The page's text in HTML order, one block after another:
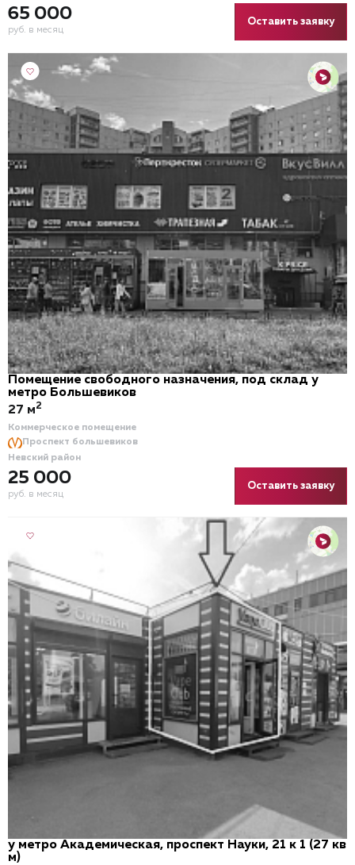
65 000
руб. в месяц
Оставить заявку
Помещение свободного назначения, под склад у
метро Большевиков
Коммерческое помещение
Проспект большевиков
Невский район
25 000
руб. в месяц
27 м2
Оставить заявку
у метро Академическая, проспект Науки, 21 к 1 (27 кв
м)